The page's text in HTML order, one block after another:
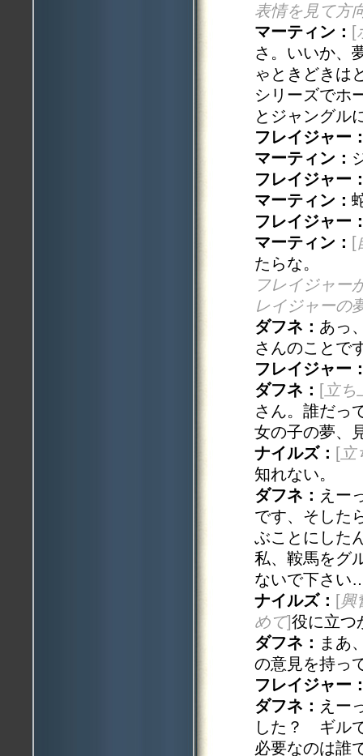
表情を見て方
マーティン： [
さ。いいか、
ゃときどきは
シリーズでホ
とジャングル
フレイジャー
マーティン：
フレイジャー
マーティン：
フレイジャー
マーティン： [
たらな。
フレイジャー
レイジャーの
ダフネ： あっ
さんのことで
フレイジャー
ダフネ： [立ち
さん。誰だっ
女の子の夢、
ナイルズ： [立
知れない。
ダフネ： えー
です、そした
ぶことにした
私、鞍馬をグ
ないで下さい
ナイルズ： [興
めて]役に立つ
ダフネ： まあ
の意見を持っ
フレイジャー
ダフネ： えー
した？ ギル
必要なのは誰